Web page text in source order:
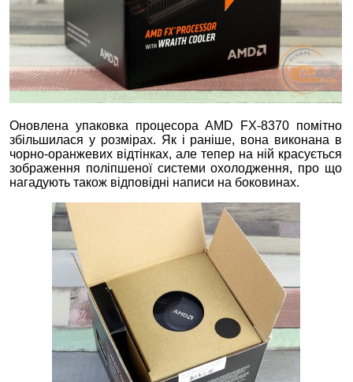
Оновлена упаковка процесора AMD FX-8370 помітно
збільшилася у розмірах. Як і раніше, вона виконана в
чорно-оранжевих відтінках, але тепер на ній красується
зображення поліпшеної системи охолодження, про що
нагадують також відповідні написи на боковинах.